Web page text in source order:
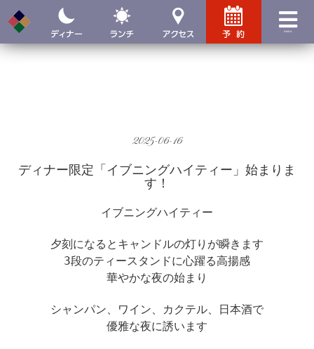
menu
2025-06-16
ディナー限定「イブニングハイティー」始まりま
す！
イブニングハイティー
夕刻になるとキャンドルの灯りが瞬きます
3段のティースタンドに心躍る高揚感
華やかな夜の始まり
シャンパン、ワイン、カクテル、日本酒で
優雅な夜に誘います